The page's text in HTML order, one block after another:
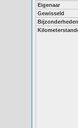
Eigenaar
Gewisseld
Bijzonderheden